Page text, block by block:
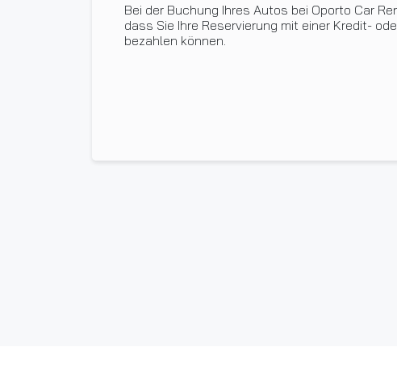
Bei der Buchung Ihres Autos bei Oporto Car
dass Sie Ihre Reservierung mit einer Kredit-
bezahlen können.